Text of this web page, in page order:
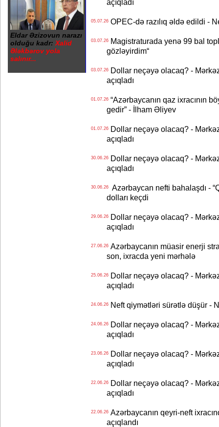
Eldar Əzizovun narazı
olduğu kadr: Xalid
Ələkbərov yola
salınır...
açıqladı
05.07.26OPEC-də razılıq əldə edildi -
03.07.26Magistraturada yenə 99 bal
gözləyirdim“
03.07.26Dollar neçəyə olacaq? -
açıqladı
01.07.26“Azərbaycanın qaz ixracının
gedir” - İlham Əliyev
01.07.26Dollar neçəyə olacaq? -
açıqladı
30.06.26Dollar neçəyə olacaq? -
açıqladı
30.06.26Azərbaycan nefti bahalaşdı -
dolları keçdi
29.06.26Dollar neçəyə olacaq? -
açıqladı
27.06.26Azərbaycanın müasir enerji
son, ixracda yeni mərhələ
25.06.26Dollar neçəyə olacaq? -
açıqladı
24.06.26Neft qiymətləri sürətlə düşür -
24.06.26Dollar neçəyə olacaq? -
açıqladı
23.06.26Dollar neçəyə olacaq? -
açıqladı
22.06.26Dollar neçəyə olacaq? -
açıqladı
22.06.26Azərbaycanın qeyri-neft
açıqlandı